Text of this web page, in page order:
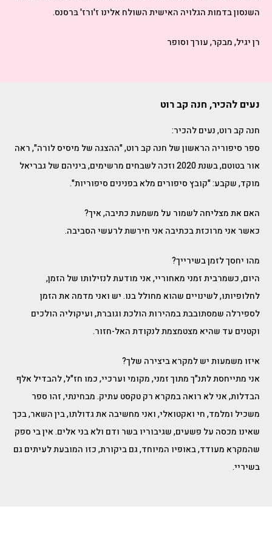
‬השנסון‭ ‬בדמות‭ ‬הגלויה‭ ‬האישית‭ ‬השולח‭ ‬אלינו‭ ‬ז‭'‬ורז' ‬בּרסנס‭. ‬
רן‭ ‬יגיל, מבקר, ‬עורך‭ ‬וסופר
נעים להכיר, חנה קב רוט
חנה קב רוט, נעים להכיר:
ספר סיפוריה הראשון של חנה קב רוט, "ההצגה של מיסיס לורה", ראה
אור בטוטם, בשנת 2020 וזכה לשבחים מרשימים, ביניהם של גבריאל
מוקד, שקבע: "קובץ סיפורים מלא בפנינים סיפוריות".
האם את מצליחה לשמור על משמעת כתיבה, איך?
כאשר אני מרוכזת בכתיבה אני חירשת לרעשי הסביבה.
מהו יחסך לזמן בשירייך?
היום, כשמרבית זמני מאחוריי, אני מודעת לנזילותו של הזמן,
לחלופיותו, לשינויים שהוא מחולל בנו. יש ואני מדמה את הזמן
לספירלה שמסתובבת במהירות הולכת וגוברת, ועיקוליה הולכים
וקטנים עד שהיא מצטמצמת לנקודת האל-חזור.
איזו משמעות יש למקרא ביצירה שלך?
אני מתייחסת לתנ"ך מתוך זמני, מקומי וערכיי, כמו חז"ל, להבדיל אלף
הבדלות, אני לא רואה במקרא רק טקסט עתיק. מבחינתי, זהו ספר
משכיל ומלמד, חי ואקטואלי, ואני מחשיבה את גדולתו, בין השאר, בכך
שאינו מכסה על פשעים, שגיבוריו בשר ודם ולא בני אלים. אין בי ספק
שהמקרא מעודד, באופיו המיוחד, גם ביקורת, כזו המובעת לעיתים גם
בשיריי.